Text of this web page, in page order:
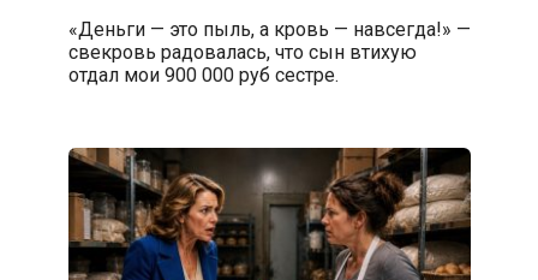
«Деньги — это пыль, а кровь — навсегда!» —
свекровь радовалась, что сын втихую
отдал мои 900 000 руб сестре.